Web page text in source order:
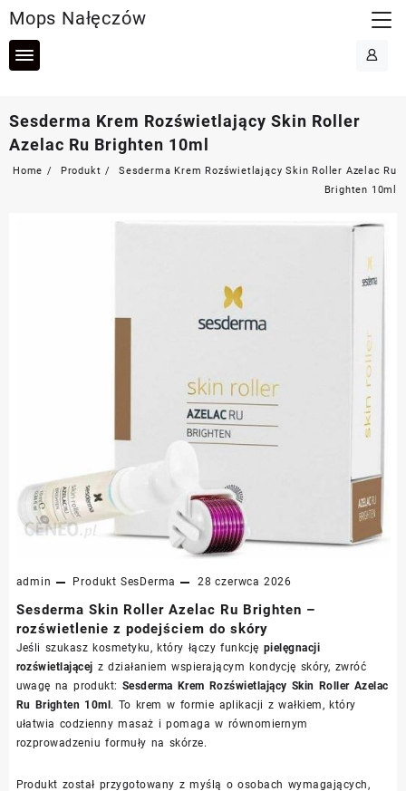
to
content
Mops Nałęczów
Sesderma Krem Rozświetlający Skin Roller
Azelac Ru Brighten 10ml
Home Produkt
Sesderma Krem Rozświetlający Skin Roller Azelac Ru
Brighten 10ml
admin Produkt SesDerma 28 czerwca 2026
Sesderma Skin Roller Azelac Ru Brighten –
rozświetlenie z podejściem do skóry
Jeśli szukasz kosmetyku, który łączy funkcję pielęgnacji
rozświetlającej z działaniem wspierającym kondycję skóry, zwróć
uwagę na produkt: Sesderma Krem Rozświetlający Skin Roller Azelac
Ru Brighten 10ml . To krem w formie aplikacji z wałkiem, który
ułatwia codzienny masaż i pomaga w równomiernym
rozprowadzeniu formuły na skórze.
Produkt został przygotowany z myślą o osobach wymagających,